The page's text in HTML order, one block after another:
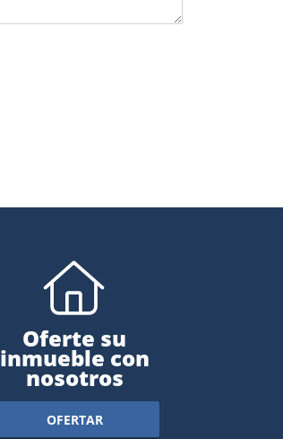
Oferte su
inmueble con
nosotros
OFERTAR